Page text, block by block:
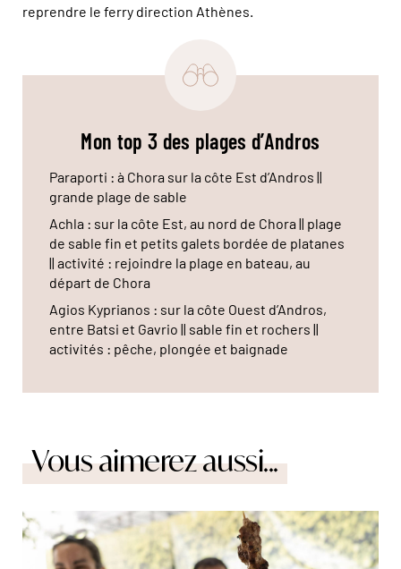
reprendre le ferry direction Athènes.
Mon top 3 des plages d’Andros
Paraporti : à Chora sur la côte Est d’Andros ||
grande plage de sable
Achla : sur la côte Est, au nord de Chora || plage
de sable fin et petits galets bordée de platanes
|| activité : rejoindre la plage en bateau, au
départ de Chora
Agios Kyprianos : sur la côte Ouest d’Andros,
entre Batsi et Gavrio || sable fin et rochers ||
activités : pêche, plongée et baignade
Vous aimerez aussi...
© Augustin Le Gall/Haytham-Réa